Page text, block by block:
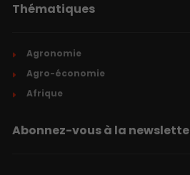
Thématiques
Agronomie
Agro-économie
Afrique
Abonnez-vous à la